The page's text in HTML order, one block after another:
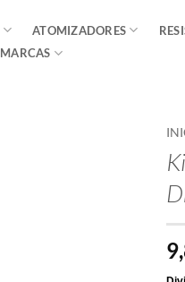
ATOMIZADORES
MARCAS